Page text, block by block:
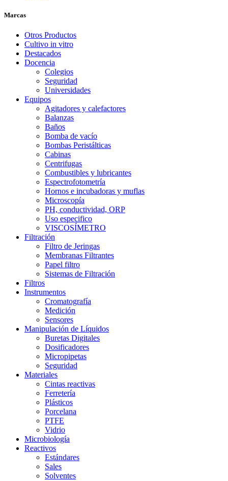
Marcas
Otros Productos
Cultivo in vitro
Destacados
Docencia
Colegios
Seguridad
Universidades
Equipos
Agitadores y calefactores
Balanzas
Baños
Bomba de vacío
Bombas Peristálticas
Cabinas
Centrifugas
Combustibles y lubricantes
Espectrofotometría
Hornos e incubadoras y muflas
Microscopía
PH, conductividad, ORP
Uso especifico
VISCOSÍMETRO
Filtración
Filtro de Jeringas
Membranas Filtrantes
Papel filtro
Sistemas de Filtración
Filtros
Instrumentos
Cromatografía
Medición
Sensores
Manipulación de Líquidos
Buretas Digitales
Dosificadores
Micropipetas
Seguridad
Materiales
Cintas reactivas
Ferretería
Plásticos
Porcelana
PTFE
Vidrio
Microbiología
Reactivos
Estándares
Sales
Solventes